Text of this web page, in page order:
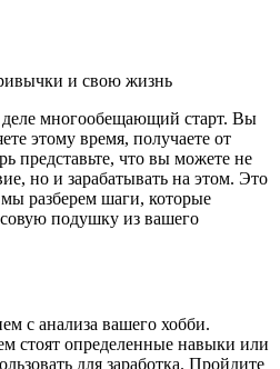
и свою жизнь
многообещающий старт. Вы
этому время, получаете от
представьте, что вы можете не
но и зарабатывать на этом. Это
мы разберем шаги, которые
подушку из вашего
с анализа вашего хобби.
стоят определенные навыки или
для заработка. Пройдите